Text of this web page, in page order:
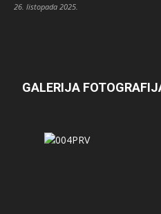
26. listopada 2025.
GALERIJA